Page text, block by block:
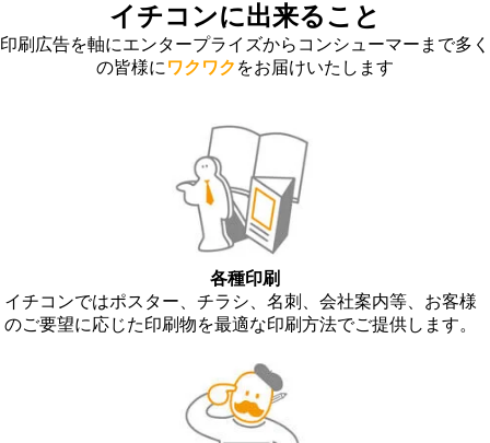
イチコンに出来ること
印刷広告を軸にエンタープライズから コンシューマー まで多く
の皆様にワクワク をお届けいたします
各種印刷
イチコンではポスター、チラシ、名刺、会社案内等、お客様
のご要望に応じた印刷物を最適な印刷方法でご提供します。